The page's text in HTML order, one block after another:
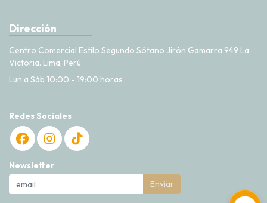
Dirección
Centro Comercial Estilo Segundo Sótano Jirón Gamarra 949 La
Victoria. Lima, Perú
Lun a Sáb 10:00 - 19:00 horas
Redes Sociales
Newsletter
Enviar